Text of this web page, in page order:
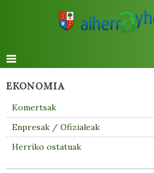
EKONOMIA
Komertsak
Enpresak / Ofizialeak
Herriko ostatuak